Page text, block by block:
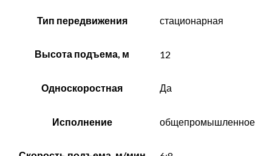
Тип передвижения стационарная
Высота подъема, м 12
Односкоростная Да
Исполнение общепромышленное